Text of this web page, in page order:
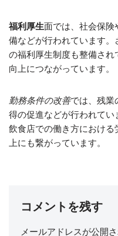
福利厚生面では、社会保険
備などが行われています
の福利厚生制度も整備さ
向上につながっています。
勤務条件の改善では、残業
得の促進などが行われてい
飲食店での働き方における
上にも繋がっています。
コメントを残す
メールアドレスが公開